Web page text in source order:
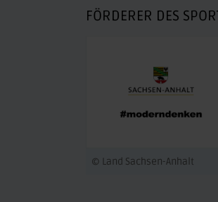
FÖRDERER DES
© Land Sachsen-Anhalt